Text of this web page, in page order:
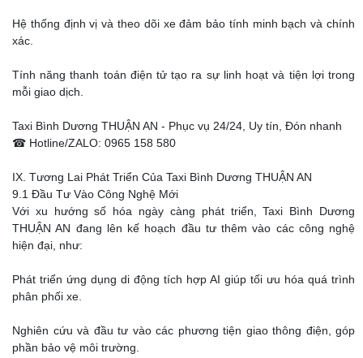
Hệ thống định vị và theo dõi xe đảm bảo tính minh bạch và chính
xác.
Tính năng thanh toán điện tử tạo ra sự linh hoạt và tiện lợi trong
mỗi giao dịch.
Taxi Bình Dương THUẬN AN - Phục vụ 24/24, Uy tín, Đón nhanh
☎ Hotline/ZALO: 0965 158 580
IX. Tương Lai Phát Triển Của Taxi Bình Dương THUẬN AN
9.1 Đầu Tư Vào Công Nghệ Mới
Với xu hướng số hóa ngày càng phát triển, Taxi Bình Dương
THUẬN AN đang lên kế hoạch đầu tư thêm vào các công nghệ
hiện đại, như:
Phát triển ứng dụng di động tích hợp AI giúp tối ưu hóa quá trình
phân phối xe.
Nghiên cứu và đầu tư vào các phương tiện giao thông điện, góp
phần bảo vệ môi trường.